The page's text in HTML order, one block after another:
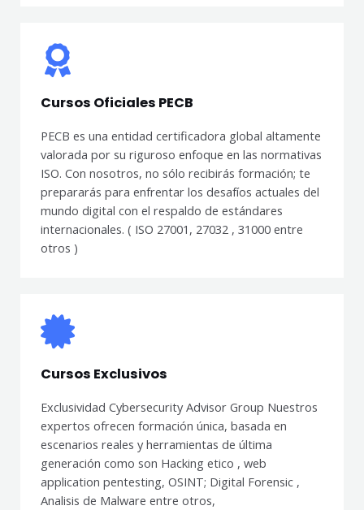
Cursos Oficiales PECB
PECB es una entidad certificadora global altamente
valorada por su riguroso enfoque en las normativas
ISO. Con nosotros, no sólo recibirás formación; te
prepararás para enfrentar los desafíos actuales del
mundo digital con el respaldo de estándares
internacionales. ( ISO 27001, 27032 , 31000 entre
otros )
Cursos Exclusivos
Exclusividad Cybersecurity Advisor Group Nuestros
expertos ofrecen formación única, basada en
escenarios reales y herramientas de última
generación como son Hacking etico , web
application pentesting, OSINT; Digital Forensic ,
Analisis de Malware entre otros,